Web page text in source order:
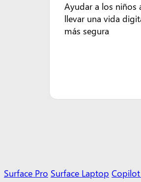
Ayudar a los niños
llevar una vida
más segura
Surface Pro Surface Laptop